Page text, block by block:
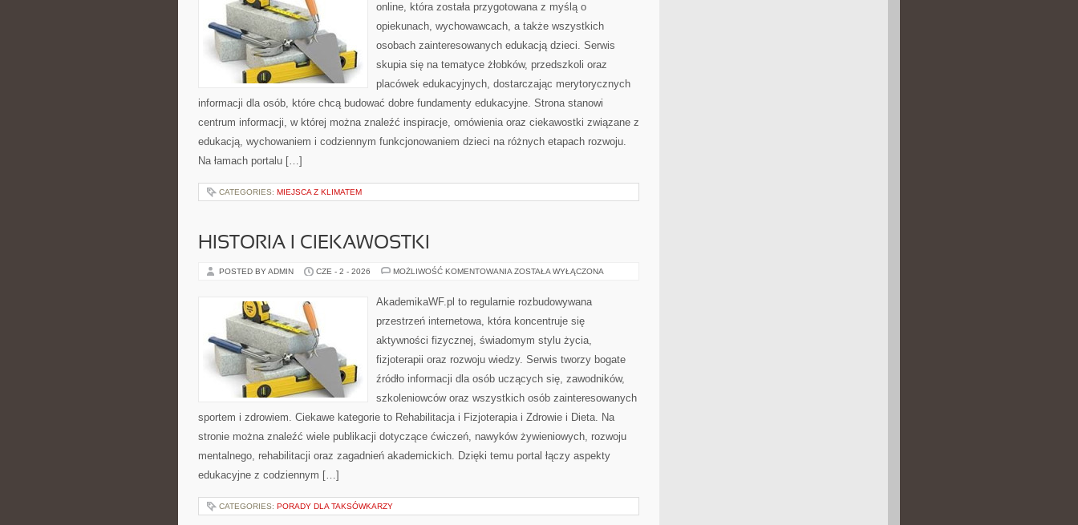
online, która została przygotowana z myślą o
opiekunach, wychowawcach, a także wszystkich
osobach zainteresowanych edukacją dzieci. Serwis
skupia się na tematyce żłobków, przedszkoli oraz
placówek edukacyjnych, dostarczając merytorycznych
informacji dla osób, które chcą budować dobre fundamenty edukacyjne. Strona stanowi
centrum informacji, w której można znaleźć inspiracje, omówienia oraz ciekawostki związane z
edukacją, wychowaniem i codziennym funkcjonowaniem dzieci na różnych etapach rozwoju.
Na łamach portalu […]
CATEGORIES: MIEJSCA Z KLIMATEM
HISTORIA I CIEKAWOSTKI
POSTED BY ADMIN CZE - 2 - 2026 MOŻLIWOŚĆ KOMENTOWANIA HISTORIA
ZOSTAŁA WYŁĄCZONA
AkademikaWF.pl to regularnie rozbudowywana
przestrzeń internetowa, która koncentruje się
aktywności fizycznej, świadomym stylu życia,
fizjoterapii oraz rozwoju wiedzy. Serwis tworzy bogate
źródło informacji dla osób uczących się, zawodników,
szkoleniowców oraz wszystkich osób zainteresowanych
sportem i zdrowiem. Ciekawe kategorie to Rehabilitacja i Fizjoterapia i Zdrowie i Dieta. Na
stronie można znaleźć wiele publikacji dotyczące ćwiczeń, nawyków żywieniowych, rozwoju
mentalnego, rehabilitacji oraz zagadnień akademickich. Dzięki temu portal łączy aspekty
edukacyjne z codziennym […]
CATEGORIES: PORADY DLA TAKSÓWKARZY